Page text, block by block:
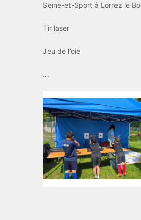
Seine-et-Sport à Lorrez le
Tir laser
Jeu de l’oie
…